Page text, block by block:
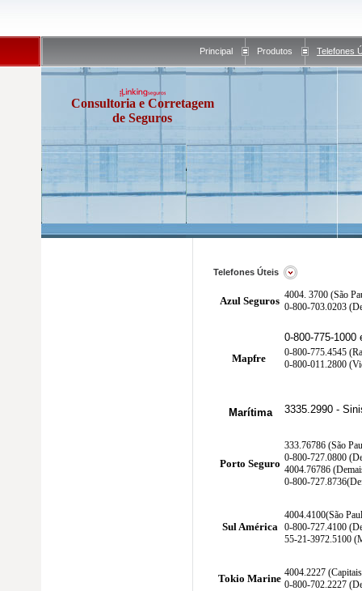
Principal Produtos Telefones
Consultoria e Corretagem
de Seguros
Telefones Úteis
Azul Seguros 4004. 3700 (São
0-800-703.0203
0-800-775-1000
Mapfre
0-800-775.4545
0-800-011.2800
Marítima 3335.2990 -
Porto Seguro
333.76786 (São
0-800-727.0800
4004.76786
0-800-
Sul América
4004.4100(São
0-800-727.4100
55-21-3972.5100
Tokio Marine 4004.2227
0-800-702.2227